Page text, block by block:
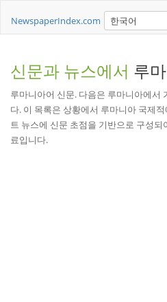
NewspaperIndex.com 한국어
신문과 뉴스에서 루
루마니아어 신문. 다음은 루마니아에서
다. 이 목록은 상황에서 루마니아 국제
트 뉴스에 신문 초점을 기반으로 구성
료입니다.